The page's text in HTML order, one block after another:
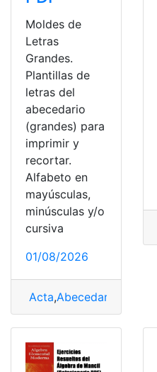
Moldes de
Letras
Grandes.
Plantillas de
letras del
abecedario
(grandes) para
imprimir y
recortar.
Alfabeto en
mayúsculas,
minúsculas y/o
cursiva
01/08/2026
Acta,Abecedario